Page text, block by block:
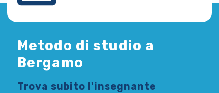
Metodo di studio a
Bergamo
Trova subito l'insegnante